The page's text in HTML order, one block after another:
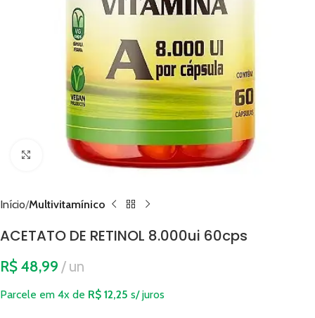
Clique para ampliar
Início Multivitamínico
ACETATO DE RETINOL 8.000ui 60cps
R$ 48,99 un
Parcele em 4x de R$ 12,25 s/ juros